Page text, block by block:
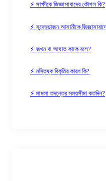
⚡ সাক্ষীকে জিজ্ঞাসাবাদের কৌশল কি?
⚡ সন্দেহভাজন আসামীকে
⚡ জখম বা আঘাত কাকে বলে?
⚡ মস্তিষ্ক বিকৃতির কারণ কি?
⚡ মামলা তদন্তের সময়সীমা কতদিন?